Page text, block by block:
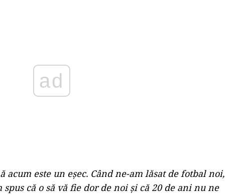
ad
este un eşec. Când ne-am lăsat de fotbal noi,
că o să vă fie dor de noi şi că 20 de ani nu ne